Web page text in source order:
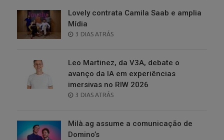
Lovely contrata Camila Saab e amplia
Mídia
POSTED
3 DIAS ATRÁS
Leo Martinez, da V3A, debate o
avanço da IA em experiências
imersivas no RIW 2026
POSTED
3 DIAS ATRÁS
Milà.ag assume a comunicação de
Domino’s